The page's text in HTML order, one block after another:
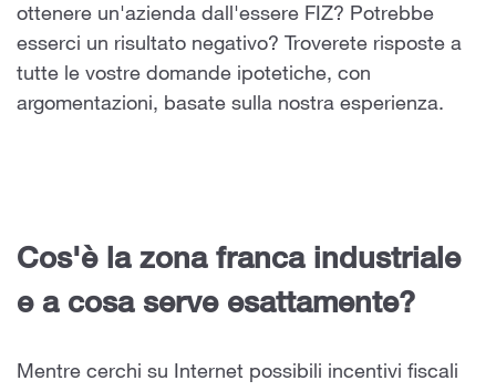
ottenere un'azienda dall'essere FIZ? Potrebbe
esserci un risultato negativo? Troverete risposte a
tutte le vostre domande ipotetiche, con
argomentazioni, basate sulla nostra esperienza.
Cos'è la zona franca industriale
e a cosa serve esattamente?
Mentre cerchi su Internet possibili incentivi fiscali